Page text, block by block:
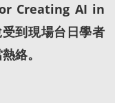
Creating AI in
到現場台日學者
絡。